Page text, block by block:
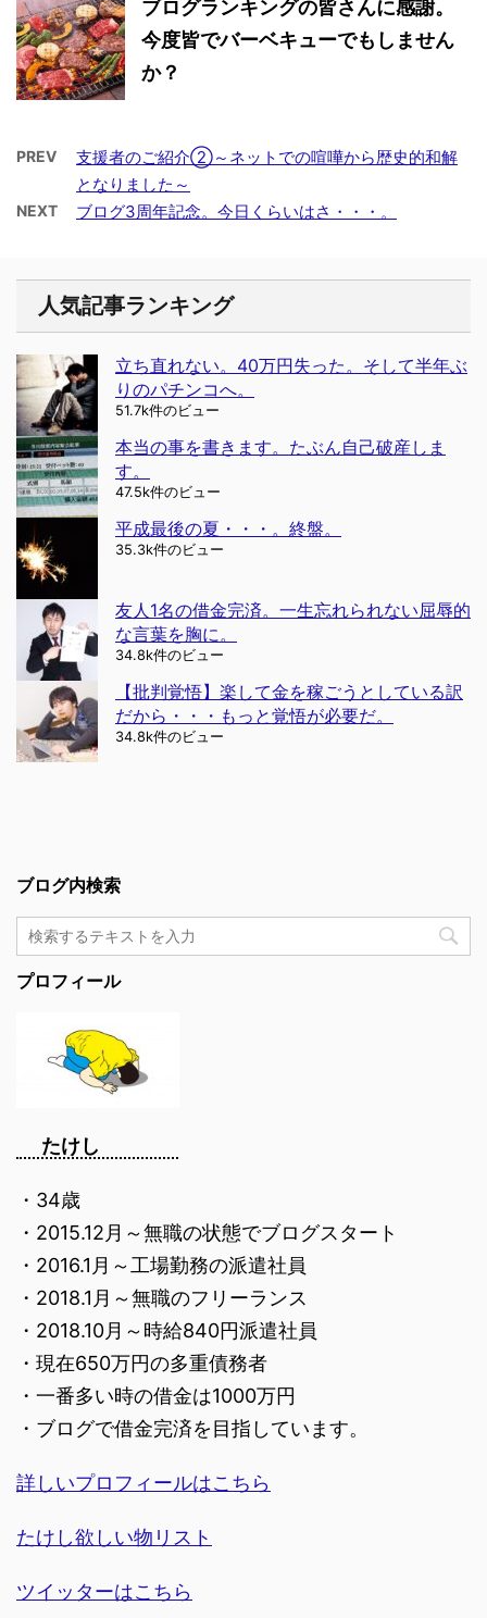
ブログランキングの皆さんに感謝。
今度皆でバーベキューでもしません
か？
PREV
支援者のご紹介②～ネットでの喧嘩から歴史的和解
となりました～
NEXT ブログ3周年記念。今日くらいはさ・・・。
人気記事ランキング
立ち直れない。40万円失った。そして半年ぶ
りのパチンコへ。
51.7k件のビュー
本当の事を書きます。たぶん自己破産しま
す。
47.5k件のビュー
平成最後の夏・・・。終盤。
35.3k件のビュー
友人1名の借金完済。一生忘れられない屈辱的
な言葉を胸に。
34.8k件のビュー
【批判覚悟】楽して金を稼ごうとしている訳
だから・・・もっと覚悟が必要だ。
34.8k件のビュー
ブログ内検索
プロフィール
たけし
・34歳
・2015.12月～無職の状態でブログスタート
・2016.1月～工場勤務の派遣社員
・2018.1月～無職のフリーランス
・2018.10月～時給840円派遣社員
・現在650万円の多重債務者
・一番多い時の借金は1000万円
・ブログで借金完済を目指しています。
詳しいプロフィールはこちら
たけし欲しい物リスト
ツイッターはこちら